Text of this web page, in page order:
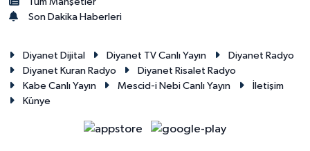
Son Dakika Haberleri
Diyanet Dijital Diyanet TV Canlı Yayın
Diyanet Radyo
Diyanet Kuran Radyo
Diyanet Risalet Radyo
Kabe Canlı Yayın
Mescid-i Nebi Canlı Yayın
İletişim
Künye